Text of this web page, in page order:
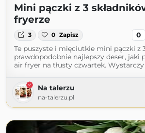
Mini pączki z 3
fryerze
3 0 Zapisz 0
Te puszyste i mięciutkie mini pączki z
prawdopodobnie najlepszy deser, jaki
air fryer na tłusty czwartek.
Na talerzu
na-talerzu.pl